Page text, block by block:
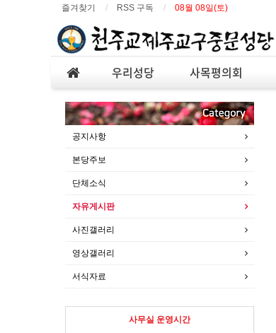
즐겨찾기 RSS 구독 08월 08일(토)
우리성당 사목평의회
공지사항
본당주보
단체소식
자유게시판
사진갤러리
영상갤러리
서식자료
사무실 운영시간